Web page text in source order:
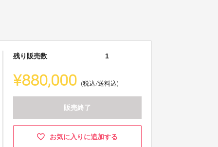
残り販売数 1
¥880,000 (税込/送料込)
販売終了
お気に入りに追加する